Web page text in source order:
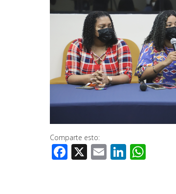
Comparte esto:
Facebook
X EmailLinkedIn